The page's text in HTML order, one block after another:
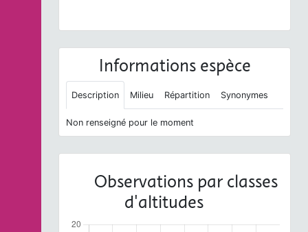
Informations espèce
Description Milieu Répartition Synonymes
Non renseigné pour le moment
Observations par classes
d'altitudes